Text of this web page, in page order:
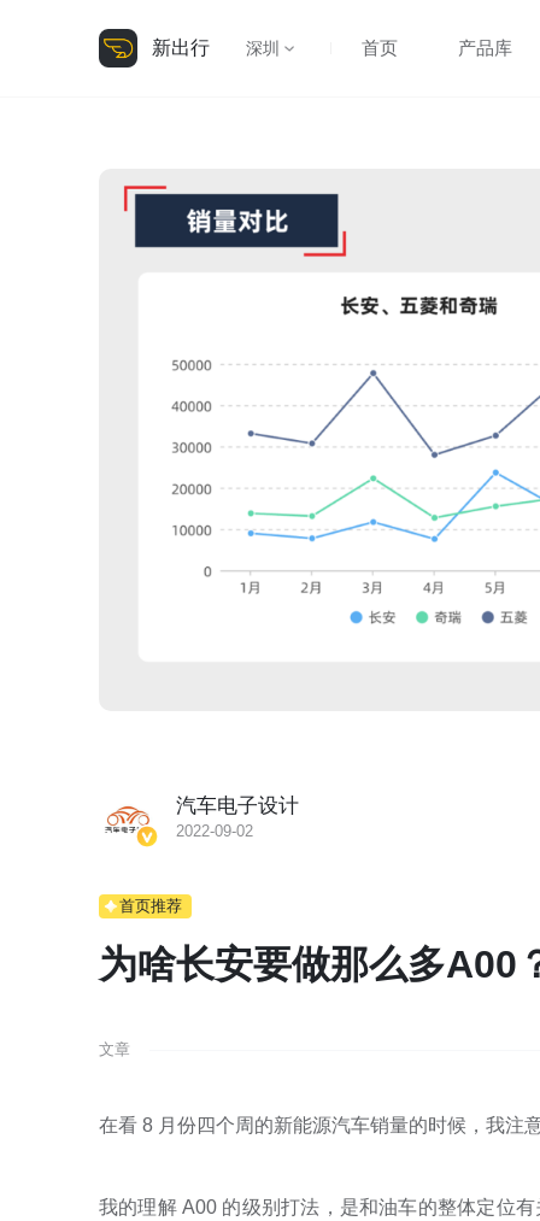
新出行 深圳 首页 产品库
汽车电子设计
2022-09-02
首页推荐
为啥长安要做那么多A00
文章
在看 8 月份四个周的新能源汽车销量的时候，我注
我的理解 A00 的级别打法，是和油车的整体定位